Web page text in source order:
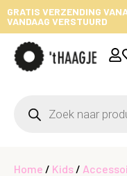
GRATIS VERZENDING
VANDAAG VERSTUURD
Home / Kids /